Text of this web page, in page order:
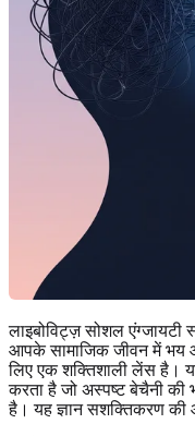
लाइबोविट्ज़ सोशल
आपके सामाजिक जीवन में
लिए एक शक्तिशाली लेंस है।
करता है जो अस्पष्ट बेचैनी की
है। यह ज्ञान सशक्तिकरण